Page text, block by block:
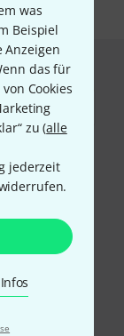
was
Beispiel
Anzeigen
das für
Cookies
zu (alle
jederzeit